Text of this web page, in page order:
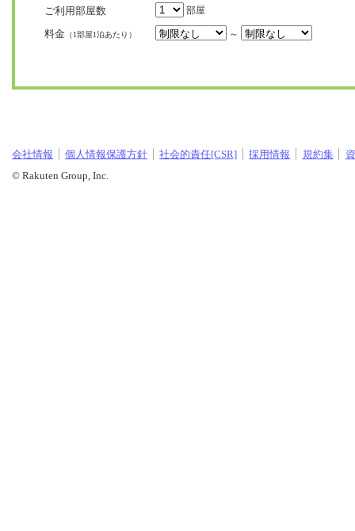
ご利用部屋数 部屋
料金 （1部屋1泊あたり） ～
会社情報 個人情報保護方針 社会的責任[CSR] 採用情報 規約集
© Rakuten Group, Inc.